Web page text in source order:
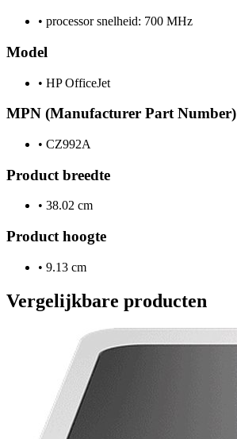
• processor snelheid: 700 MHz
Model
• HP OfficeJet
MPN (Manufacturer Part Number)
• CZ992A
Product breedte
• 38.02 cm
Product hoogte
• 9.13 cm
Vergelijkbare producten